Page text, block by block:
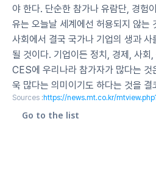
야 한다. 단순한 참가나 유람단, 경험
유는 오늘날 세계에선 허용되지 않는
사회에서 결국 국가나 기업의 생과
될 것이다. 기업이든 정치, 경제, 사회
CES에 우리나라 참가자가 많다는 것
욱 많다는 의미이기도 하다는 것을
Sources : https://news.mt.co.kr/
Go to the list